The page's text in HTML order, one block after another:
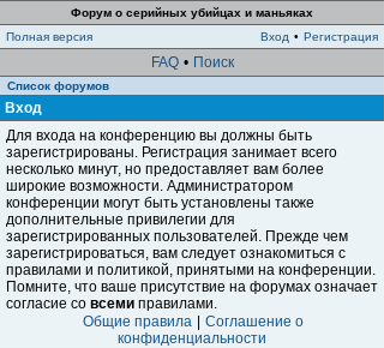
Форум о серийных убийцах и маньяках
Полная версия
Вход • Регистрация
FAQ • Поиск
Список форумов
Вход
Для входа на конференцию вы должны быть
зарегистрированы. Регистрация занимает всего
несколько минут, но предоставляет вам более
широкие возможности. Администратором
конференции могут быть установлены также
дополнительные привилегии для
зарегистрированных пользователей. Прежде чем
зарегистрироваться, вам следует ознакомиться с
правилами и политикой, принятыми на конференции.
Помните, что ваше присутствие на форумах означает
согласие со всеми правилами.
Общие правила
Соглашение о
конфиденциальности